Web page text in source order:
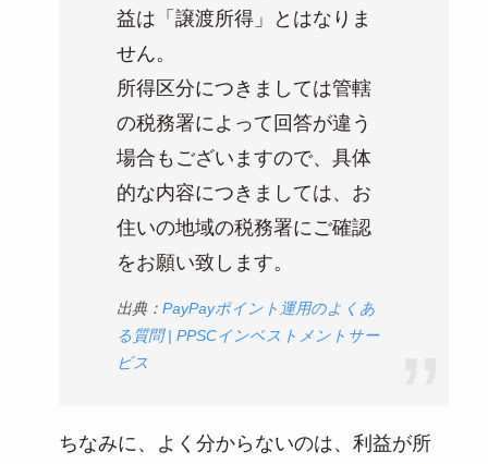
益は「譲渡所得」とはなりま
せん。
所得区分につきましては管轄
の税務署によって回答が違う
場合もございますので、具体
的な内容につきましては、お
住いの地域の税務署にご確認
をお願い致します。
出典：PayPayポイント運⽤のよくあ
る質問 | PPSCインベストメントサー
ビス
ちなみに、よく分からないのは、利益が所